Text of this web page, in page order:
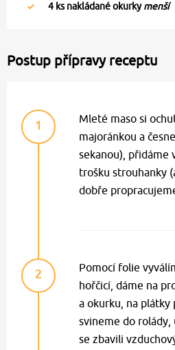
4 ks nakládané okurkymenší
Postup přípravy receptu
1
Mleté maso si
majoránkou a
sekanou), přidáme
trošku strouhanky
dobře
2
Pomocí folie
hořčicí, dáme na
a okurku, na
svineme do rolády,
se zbavili